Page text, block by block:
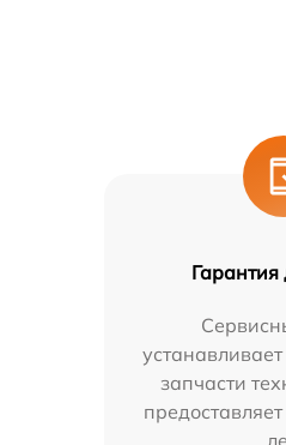
Гарантия
запчасти